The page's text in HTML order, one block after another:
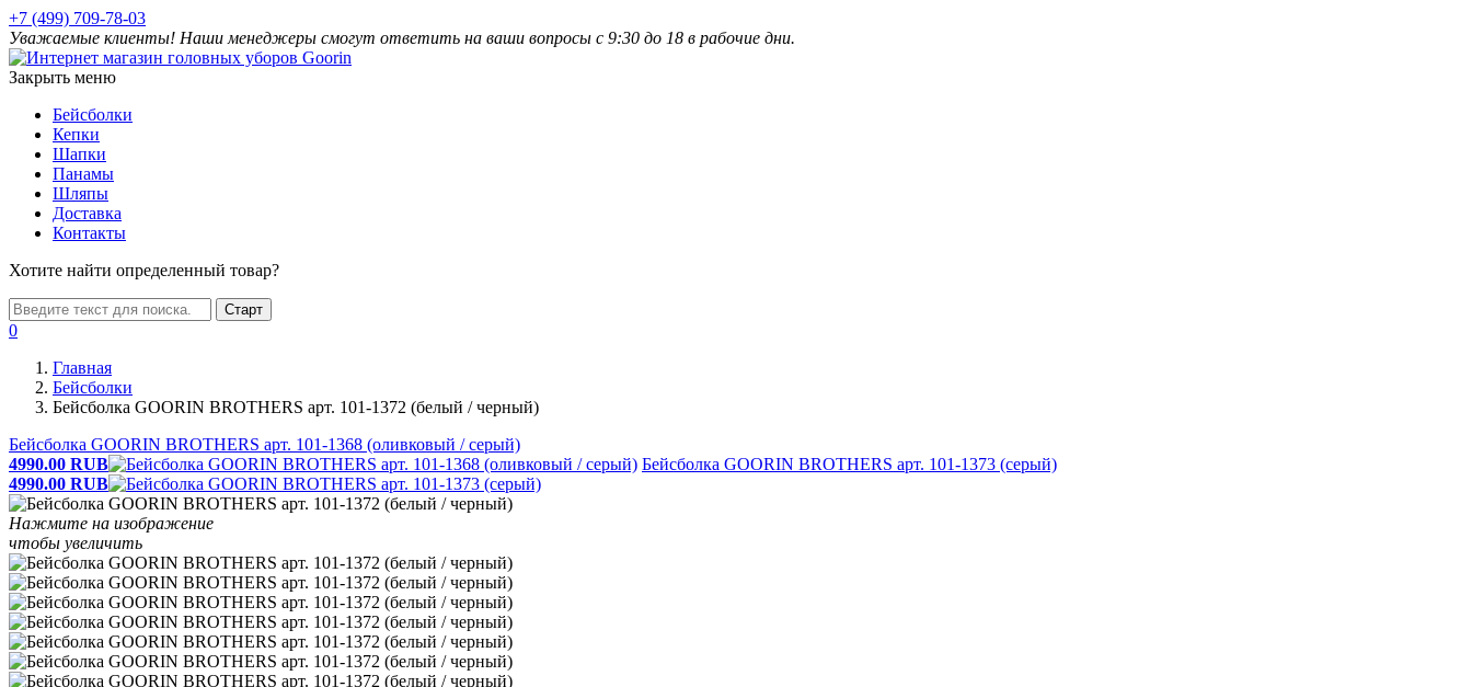
+7 (499) 709-78-03
Уважаемые клиенты! Наши менеджеры смогут ответить на ваши вопросы с 9:30 до 18 в рабочие дни.
Закрыть меню
Бейсболки
Кепки
Шапки
Панамы
Шляпы
Доставка
Контакты
Хотите найти определенный товар?
Старт
0
Главная
Бейсболки
Бейсболка GOORIN BROTHERS арт. 101-1372 (белый / черный)
Бейсболка GOORIN BROTHERS арт. 101-1368 (оливковый / серый)
4990.00 RUB
Бейсболка GOORIN BROTHERS арт. 101-1373 (серый)
4990.00 RUB
Нажмите на изображение
чтобы увеличить